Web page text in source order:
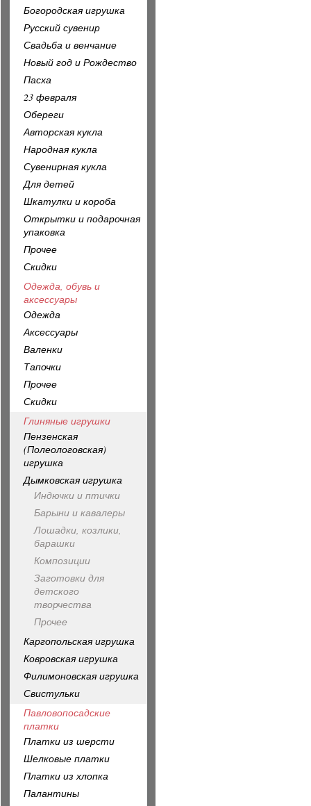
Богородская игрушка
Русский сувенир
Свадьба и венчание
Новый год и Рождество
Пасха
23 февраля
Обереги
Авторская кукла
Народная кукла
Сувенирная кукла
Для детей
Шкатулки и короба
Открытки и подарочная
упаковка
Прочее
Скидки
Одежда, обувь и
аксессуары
Одежда
Аксессуары
Валенки
Тапочки
Прочее
Скидки
Глиняные игрушки
Пензенская
(Полеологовская)
игрушка
Дымковская игрушка
Индючки и птички
Барыни и кавалеры
Лошадки, козлики,
барашки
Композиции
Заготовки для
детского
творчества
Прочее
Каргопольская игрушка
Ковровская игрушка
Филимоновская игрушка
Свистульки
Павловопосадские
платки
Платки из шерсти
Шелковые платки
Платки из хлопка
Палантины